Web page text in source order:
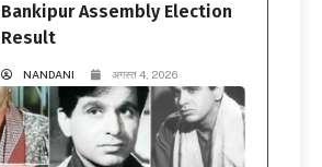
Bankipur Assembly Election
Result
NANDANI अगस्त 4, 2026